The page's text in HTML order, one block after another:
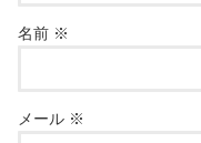
名前 ※
メール ※